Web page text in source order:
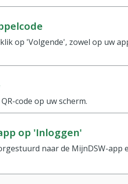
op 'Volgende', zowel op uw
code op uw scherm.
op 'Inloggen'
naar de MijnDSW-app